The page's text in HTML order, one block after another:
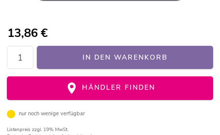
13,86€
IN DEN WARENKORB
HÄNDLER FINDEN
nur noch wenige verfügbar
Listenpreis zzgl. 19% MwSt.